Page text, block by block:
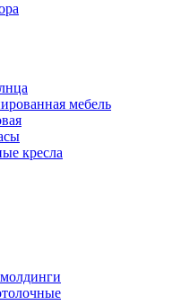
мебель
кресла